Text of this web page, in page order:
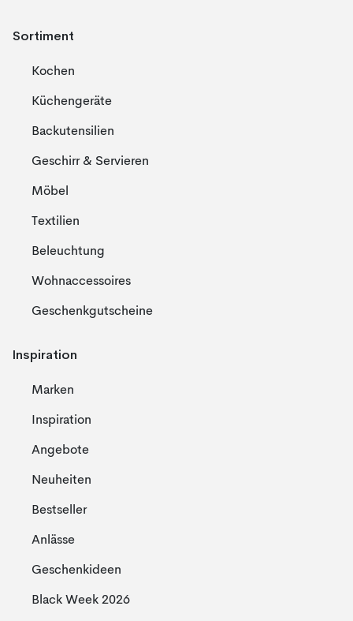
Sortiment
Kochen
Küchengeräte
Backutensilien
Geschirr & Servieren
Möbel
Textilien
Beleuchtung
Wohnaccessoires
Geschenkgutscheine
Inspiration
Marken
Inspiration
Angebote
Neuheiten
Bestseller
Anlässe
Geschenkideen
Black Week 2026